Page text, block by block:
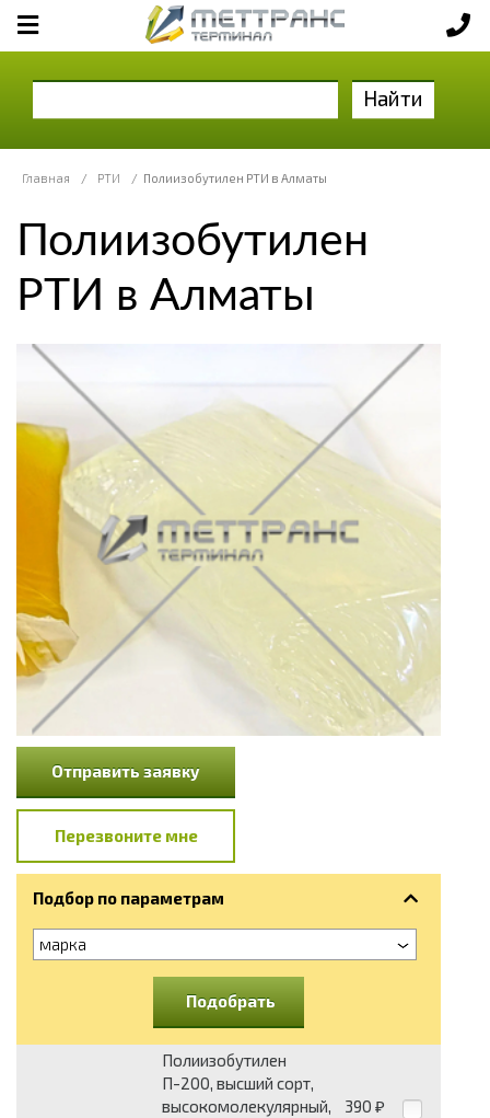
Найти
Главная / РТИ / Полиизобутилен РТИ в Алматы
Полиизобутилен
РТИ в Алматы
Отправить заявку
Перезвоните мне
Подбор по параметрам
марка
Подобрать
Полиизобутилен
П-200, высший сорт,
высокомолекулярный,
390 ₽